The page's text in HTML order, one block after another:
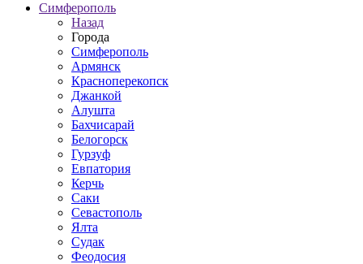
Симферополь
Назад
Города
Симферополь
Армянск
Красноперекопск
Джанкой
Алушта
Бахчисарай
Белогорск
Гурзуф
Евпатория
Керчь
Саки
Севастополь
Ялта
Судак
Феодосия